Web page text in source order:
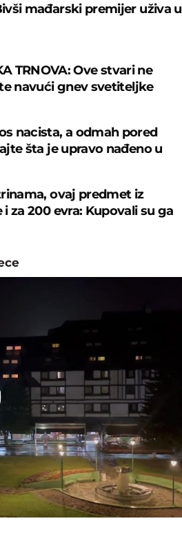
mađarski premijer uživa u
TRNOVA: Ove stvari ne
navući gnev svetiteljke
nacista, a odmah pored
šta je upravo nađeno u
ovaj predmet iz
za 200 evra: Kupovali su ga